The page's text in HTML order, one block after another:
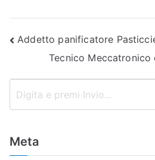
Navigazione
articoli
Addetto panificatore
Tecnico
Meta